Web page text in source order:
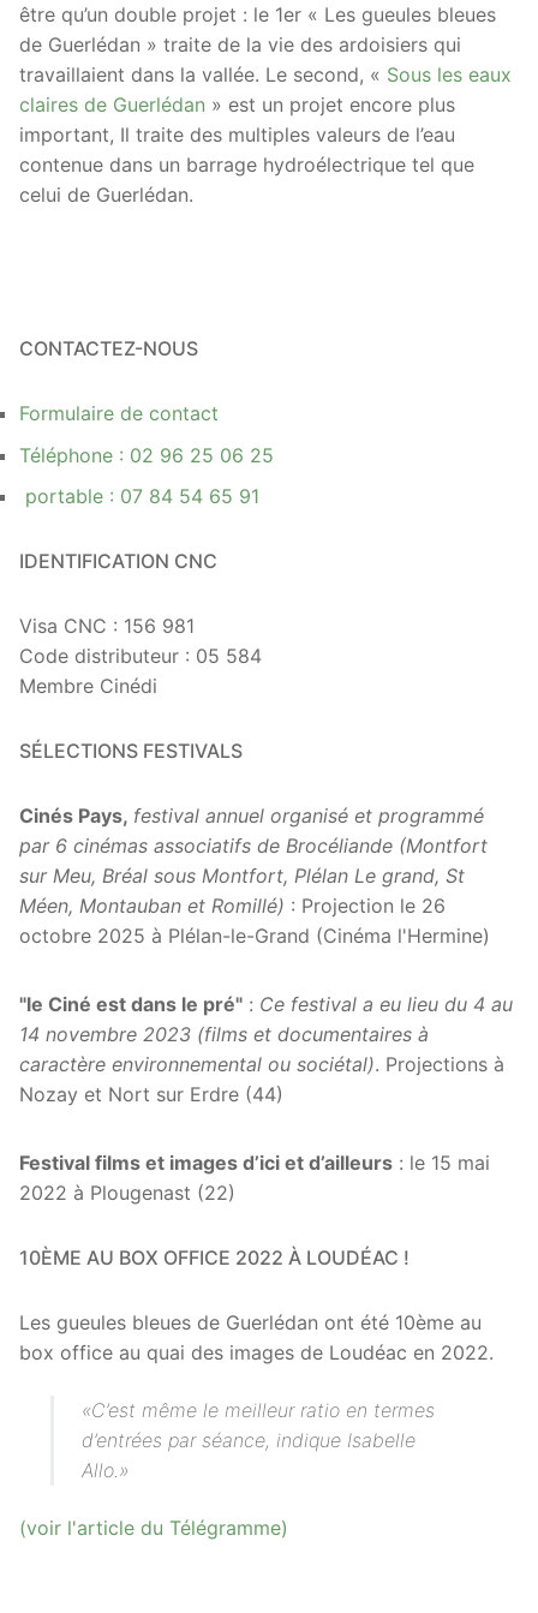
être qu’un double projet : le 1er « Les gueules bleues
de Guerlédan » traite de la vie des ardoisiers qui
travaillaient dans la vallée. Le second, « Sous les eaux
claires de Guerlédan » est un projet encore plus
important, Il traite des multiples valeurs de l’eau
contenue dans un barrage hydroélectrique tel que
celui de Guerlédan.
CONTACTEZ-NOUS
Formulaire de contact
Téléphone : 02 96 25 06 25
portable : 07 84 54 65 91
IDENTIFICATION CNC
Visa CNC : 156 981
Code distributeur : 05 584
Membre Cinédi
SÉLECTIONS FESTIVALS
Cinés Pays, festival annuel organisé et programmé
par 6 cinémas associatifs de Brocéliande (Montfort
sur Meu, Bréal sous Montfort, Plélan Le grand, St
Méen, Montauban et Romillé) : Projection le 26
octobre 2025 à Plélan-le-Grand (Cinéma l'Hermine)
"le Ciné est dans le pré" : Ce festival a eu lieu du 4 au
14 novembre 2023 (films et documentaires à
caractère environnemental ou sociétal). Projections à
Nozay et Nort sur Erdre (44)
Festival films et images d’ici et d’ailleurs : le 15 mai
2022 à Plougenast (22)
10ÈME AU BOX OFFICE 2022 À LOUDÉAC !
Les gueules bleues de Guerlédan ont été 10ème au
box office au quai des images de Loudéac en 2022.
«C’est même le meilleur ratio en termes
d’entrées par séance, indique Isabelle
Allo.»
(voir l'article du Télégramme)